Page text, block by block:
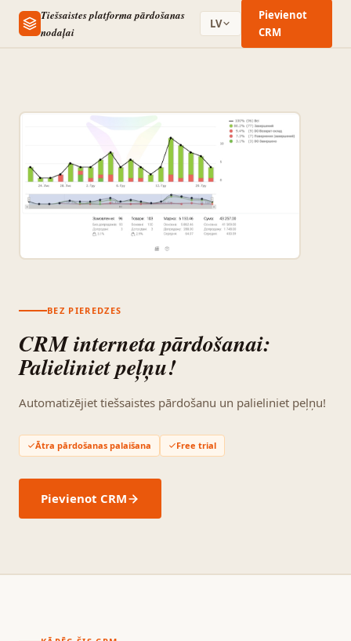
Tiešsaistes platforma pārdošanas
nodaļai
LV
Pievienot
CRM
BEZ PIEREDZES
CRM interneta pārdošanai:
Palieliniet peļņu!
Automatizējiet tiešsaistes pārdošanu un palieliniet peļņu!
Ātra pārdošanas palaišana Free trial
Pievienot CRM